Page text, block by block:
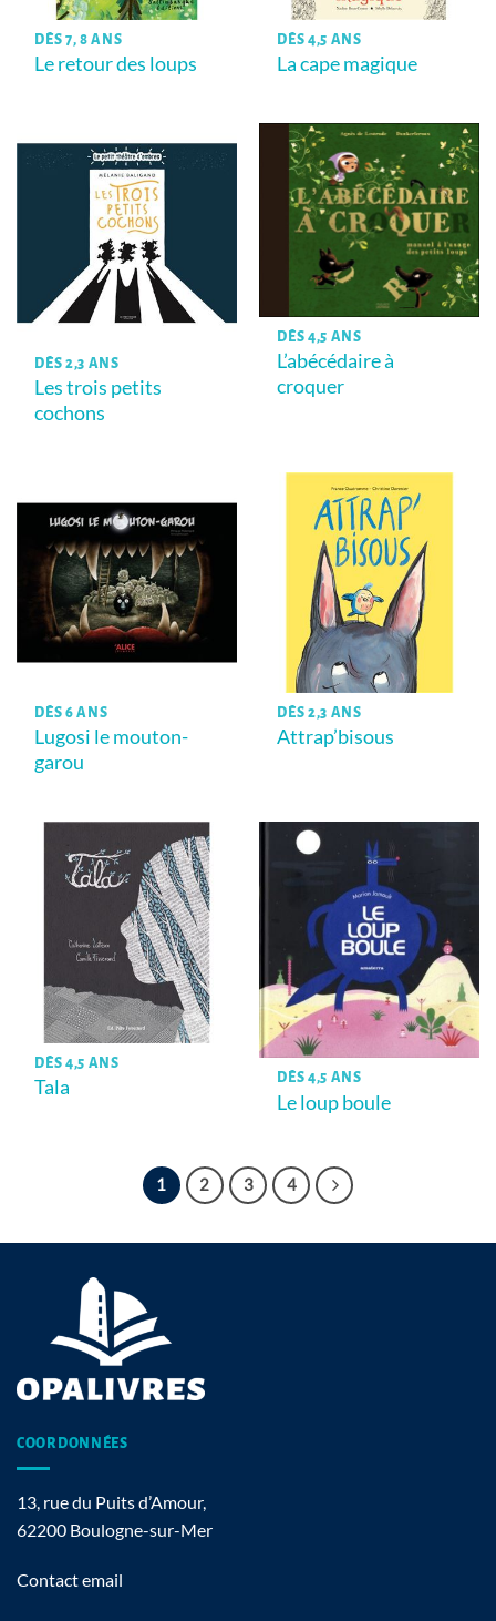
DÈS 7, 8 ANS
Le retour des loups
DÈS 4,5 ANS
La cape magique
DÈS 2,3 ANS
Les trois petits
cochons
DÈS 4,5 ANS
L’abécédaire à
croquer
DÈS 6 ANS
Lugosi le mouton-
garou
DÈS 2,3 ANS
Attrap’bisous
DÈS 4,5 ANS
Tala DÈS 4,5 ANS
Le loup boule
1 2 3 4
COORDONNÉES
13, rue du Puits d’Amour,
62200 Boulogne-sur-Mer
Contact email